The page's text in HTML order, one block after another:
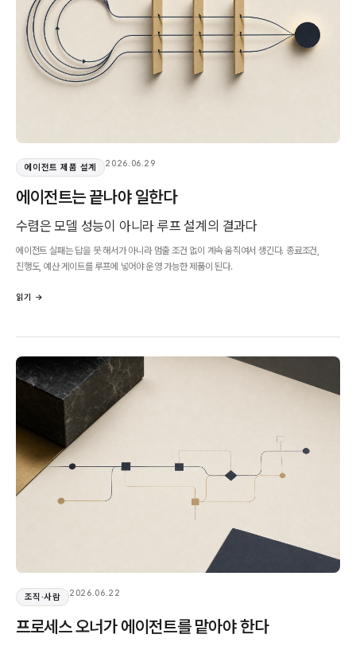
에이전트 제품 설계 2026.06.29
에이전트는 끝나야 일한다
수렴은 모델 성능이 아니라 루프 설계의 결과다
에이전트 실패는 답을 못 해서가 아니라 멈출 조건 없이 계속 움직여서 생긴다. 종료조건,
진행도, 예산 게이트를 루프에 넣어야 운영 가능한 제품이 된다.
읽기 →
조직·사람 2026.06.22
프로세스 오너가 에이전트를 맡아야 한다